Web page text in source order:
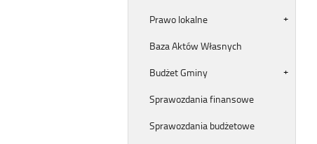
Prawo lokalne
Baza Aktów Własnych
Budżet Gminy
Sprawozdania finansowe
Sprawozdania budżetowe